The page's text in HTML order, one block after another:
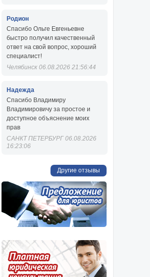
Родион
Спасибо Ольге Евгеньевне
быстро получил качественный
ответ на свой вопрос, хороший
специалист!
Челябинск 06.08.2026 21:56:44
Надежда
Спасибо Владимиру
Владимировичу за простое и
доступное объяснение моих
прав
САНКТ ПЕТЕРБУРГ 06.08.2026
16:23:06
Другие отзывы